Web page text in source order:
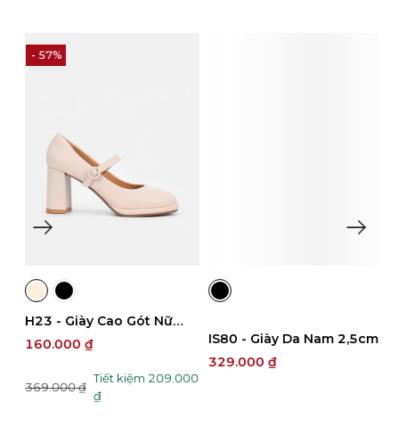
- 57%
H23 - Giày Cao Gót Nữ
7.5cm
160.000 ₫
369.000 ₫
Tiết kiệm 209.000
₫
IS80 - Giày Da Nam 2,5cm
329.000 ₫